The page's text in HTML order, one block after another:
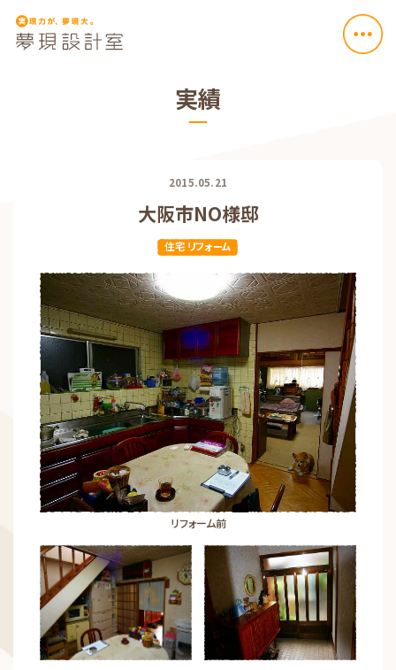
実績
2015.05.21
大阪市NO様邸
住宅 リフォーム
リフォーム前